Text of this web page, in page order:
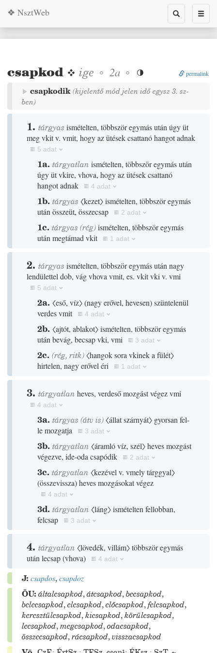
Toggle
search
❖ NsztWeb
csapkod ❖ ige ◦ 2a ◦  permalink
csapkodik (kijelentő mód jelen idő egysz 3. sz-
ben)
1. tárgyas ismételten, többször egymás után úgy üt
meg vkit v. vmit, hogy az ütések csattanó hangot adnak
5 adat
1a. tárgyatlan ismételten, többször egymás után
úgy üt vkire, vhova, hogy az ütések csattanó
hangot adnak
4 adat
1b. tárgyas 〈kezet〉ismételten, többször egymás
után összeüt, összecsap
2 adat
1c. tárgyas (rég)ismételten, többször egymás
után megtámad vkit
1 adat
2. tárgyas ismételten, többször egymás után nagy
lendülettel dob, vág vhova vmit, es. vkit vki v. vmi
5 adat
2a. 〈eső, víz〉(nagy erővel, hevesen)szüntelenül
verdes vmit
4 adat
2b. 〈ajtót, ablakot〉ismételten, többször egymás
után bevág, becsap vki, vmi
3 adat
2c. (rég, ritk)〈hangok sora vkinek a fülét〉
hirtelen, nagy erővel éri
1 adat
3. tárgyatlan heves, verdeső mozgást végez vmi
4 adat
3a. tárgyas (átv is)〈állat szárnyát〉 gyorsan fel-
le mozgatja
3 adat
3b. tárgyatlan 〈áramló víz, szél〉heves mozgást
végezve, ide-oda csapódik
2 adat
3c. tárgyatlan 〈kezével v. vmely tárggyal〉
(összevissza)heves mozgásokat végez
4 adat
3d. tárgyatlan 〈láng〉ismételten fellobban,
felcsap
3 adat
4. tárgyatlan 〈lövedék, villám〉többször egymás
után lecsap(vhova) 4 adat
J: csapdos,csapdoz
ÖU: általcsapkod,átcsapkod,becsapkod,
belecsapkod,elcsapkod,előcsapkod,felcsapkod,
keresztülcsapkod,kicsapkod,körülcsapkod,
lecsapkod,megcsapkod,odacsapkod,
összecsapkod,rácsapkod,visszacsapkod